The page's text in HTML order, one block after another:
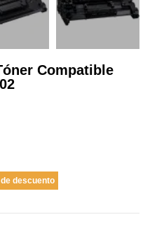
Compatible
descuento